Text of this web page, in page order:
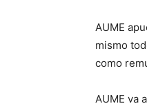
AUME
mismo
como
AUME va